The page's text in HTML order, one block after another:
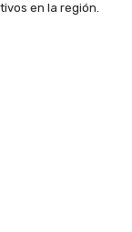
en la región.